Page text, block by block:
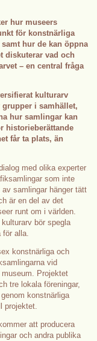
hur museers
för konstnärliga
hur de kan öppna
diskuterar vad och
– en central fråga
kulturarv
i samhället,
hur samlingar kan
historieberättande
får ta plats, än
med olika experter
som inte
samlingar hänger tätt
är en del av det
runt om i världen.
bör spegla
för alla.
konstnärliga och
vid
Projektet
tre lokala föreningar,
konstnärliga
projektet.
att producera
och andra publika